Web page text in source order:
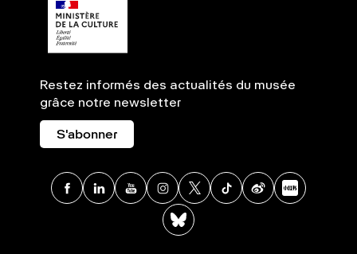
Restez informés des actualités du musée
grâce notre newsletter
S'abonner
Facebook
LinkedinYoutubeInstagram
X TikTokWeibo